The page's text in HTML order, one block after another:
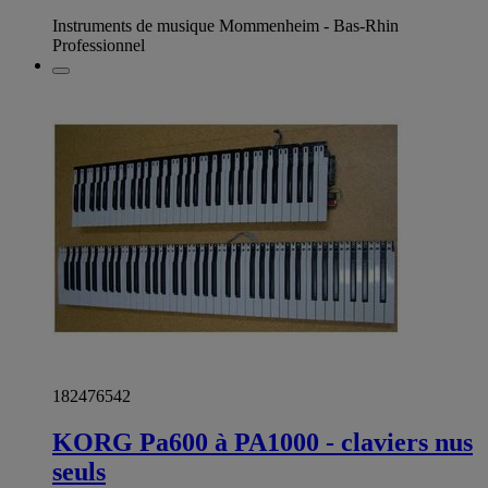
Instruments de musique Mommenheim - Bas-Rhin
Professionnel
182476542
KORG Pa600 à PA1000 - claviers nus
seuls